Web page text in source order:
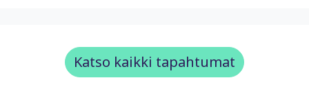
Katso kaikki tapahtumat